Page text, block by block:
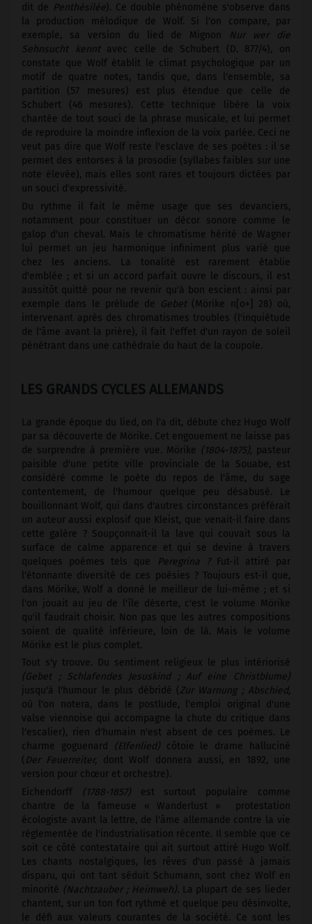
dit de Penthésilée). Ce double phénomène s'observe dans
la production mélodique de Wolf. Si l'on compare, par
exemple, sa version du lied de Mignon
Nur wer die
Sehnsucht kennt avec celle de Schubert (D. 877/4), on
constate que Wolf établit le climat psychologique par un
motif de quatre notes, tandis que, dans l'ensemble, sa
partition (57 mesures) est plus étendue que celle de
Schubert (46 mesures). Cette technique libère la voix
chantée de tout souci de la phrase musicale, et lui permet
de reproduire la moindre inflexion de la voix parlée. Ceci ne
veut pas dire que Wolf reste l'esclave de ses poètes : il se
permet des entorses à la prosodie (syllabes faibles sur une
note élevée), mais elles sont rares et toujours dictées par
un souci d'expressivité.
Du rythme il fait le même usage que ses devanciers,
notamment pour constituer un décor sonore comme le
galop d'un cheval. Mais le chromatisme hérité de Wagner
lui permet un jeu harmonique infiniment plus varié que
chez les anciens. La tonalité est rarement établie
d'emblée ; et si un accord parfait ouvre le discours, il est
aussitôt quitté pour ne revenir qu'à bon escient : ainsi par
exemple dans le prélude de Gebet (Mörike n[o+] 28) où,
intervenant après des chromatismes troubles (l'inquiétude
de l'âme avant la prière), il fait l'effet d'un rayon de soleil
pénétrant dans une cathédrale du haut de la coupole.
LES GRANDS CYCLES ALLEMANDS
La grande époque du lied, on l'a dit, débute chez Hugo Wolf
par sa découverte de Mörike. Cet engouement ne laisse pas
de surprendre à première vue. Mörike (1804-1875), pasteur
paisible d'une petite ville provinciale de la Souabe, est
considéré comme le poète du repos de l'âme, du sage
contentement, de l'humour quelque peu désabusé. Le
bouillonnant Wolf, qui dans d'autres circonstances préférait
un auteur aussi explosif que Kleist, que venait-il faire dans
cette galère ? Soupçonnait-il la lave qui couvait sous la
surface de calme apparence et qui se devine à travers
quelques poèmes tels que
Peregrina ? Fut-il attiré par
l'étonnante diversité de ces poésies ? Toujours est-il que,
dans Mörike, Wolf a donné le meilleur de lui-même ; et si
l'on jouait au jeu de l'île déserte, c'est le volume Mörike
qu'il faudrait choisir. Non pas que les autres compositions
soient de qualité inférieure, loin de là. Mais le volume
Mörike est le plus complet.
Tout s'y trouve. Du sentiment religieux le plus intériorisé
(Gebet ; Schlafendes Jesuskind ; Auf eine Christblume)
jusqu'à l'humour le plus débridé (Zur Warnung ; Abschied,
où l'on notera, dans le postlude, l'emploi original d'une
valse viennoise qui accompagne la chute du critique dans
l'escalier), rien d'humain n'est absent de ces poèmes. Le
charme goguenard
(Elfenlied) côtoie le drame halluciné
( Der Feuerreiter, dont Wolf donnera aussi, en 1892, une
version pour chœur et orchestre).
Eichendorff
(1788-1857) est surtout populaire comme
chantre de la fameuse « Wanderlust » ­ protestation
écologiste avant la lettre, de l'âme allemande contre la vie
réglementée de l'industrialisation récente. Il semble que ce
soit ce côté contestataire qui ait surtout attiré Hugo Wolf.
Les chants nostalgiques, les rêves d'un passé à jamais
disparu, qui ont tant séduit Schumann, sont chez Wolf en
minorité (Nachtzauber ; Heimweh). La plupart de ses lieder
chantent, sur un ton fort rythmé et quelque peu désinvolte,
le défi aux valeurs courantes de la société. Ce sont les